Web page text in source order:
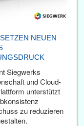
NEUEN
Siegwerks
und Cloud-
unterstützt
zu reduzieren